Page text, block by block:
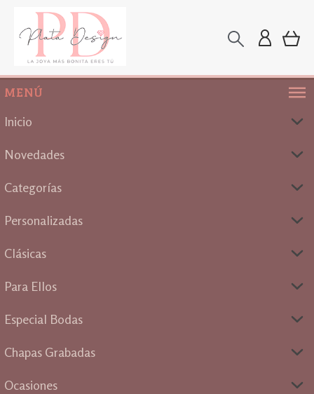
MENÚ
Inicio
Novedades
Categorías
Personalizadas
Clásicas
Para Ellos
Especial Bodas
Chapas Grabadas
Ocasiones